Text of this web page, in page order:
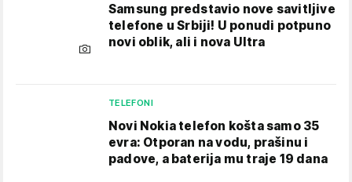
Samsung predstavio nove savitljive
telefone u Srbiji! U ponudi potpuno
novi oblik, ali i nova Ultra
TELEFONI
Novi Nokia telefon košta samo 35
evra: Otporan na vodu, prašinu i
padove, a baterija mu traje 19 dana